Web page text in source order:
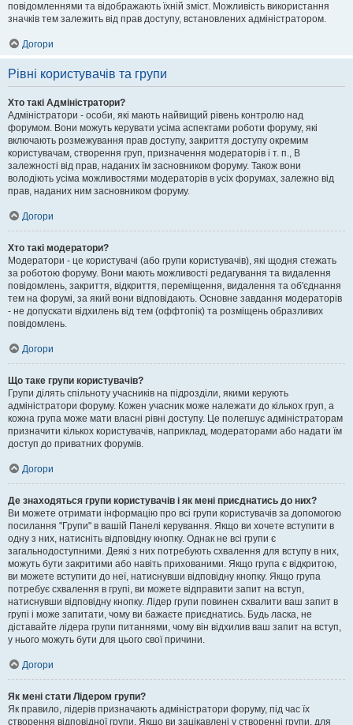
повідомленнями та відображають їхній зміст. Можливість використання
значків тем залежить від прав доступу, встановлених адміністратором.
Догори
Рівні користувачів та групи
Хто такі Адміністратори?
Адміністратори - особи, які мають найвищий рівень контролю над
форумом. Вони можуть керувати усіма аспектами роботи форуму, які
включають розмежування прав доступу, закриття доступу окремим
користувачам, створення груп, призначення модераторів і т. п., В
залежності від прав, наданих їм засновником форуму. Також вони
володіють усіма можливостями модераторів в усіх форумах, залежно від
прав, наданих ним засновником форуму.
Догори
Хто такі модератори?
Модератори - це користувачі (або групи користувачів), які щодня стежать
за роботою форуму. Вони мають можливості редагування та видалення
повідомлень, закриття, відкриття, переміщення, видалення та об'єднання
тем на форумі, за який вони відповідають. Основне завдання модераторів
- не допускати відхилень від тем (оффтопік) та розміщень образливих
повідомлень.
Догори
Що таке групи користувачів?
Групи ділять спільноту учасників на підрозділи, якими керують
адміністратори форуму. Кожен учасник може належати до кількох груп, а
кожна група може мати власні рівні доступу. Це полегшує адміністраторам
призначити кількох користувачів, наприклад, модераторами або надати їм
доступ до приватних форумів.
Догори
Де знаходяться групи користувачів і як мені приєднатись до них?
Ви можете отримати інформацію про всі групи користувачів за допомогою
посилання "Групи" в вашій Панелі керування. Якщо ви хочете вступити в
одну з них, натисніть відповідну кнопку. Однак не всі групи є
загальнодоступними. Деякі з них потребують схвалення для вступу в них,
можуть бути закритими або навіть прихованими. Якщо група є відкритою,
ви можете вступити до неї, натиснувши відповідну кнопку. Якщо група
потребує схвалення в групі, ви можете відправити запит на вступ,
натиснувши відповідну кнопку. Лідер групи повинен схвалити ваш запит в
групі і може запитати, чому ви бажаєте приєднатись. Будь ласка, не
діставайте лідера групи питаннями, чому він відхилив ваш запит на вступ,
у нього можуть бути для цього свої причини.
Догори
Як мені стати Лідером групи?
Як правило, лідерів призначають адміністратори форуму, під час їх
створення відповідної групи. Якщо ви зацікавлені у створенні групи, для